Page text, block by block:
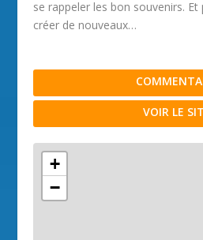
se rappeler les bon souvenirs.
créer de nouveaux…
VOIR LE
+
−